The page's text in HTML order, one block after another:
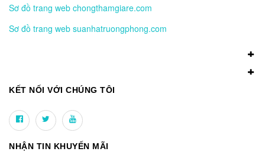
Sơ đồ trang web chongthamgiare.com
Sơ đồ trang web suanhatruongphong.com
KẾT NỐI VỚI CHÚNG TÔI
NHẬN TIN KHUYẾN MÃI